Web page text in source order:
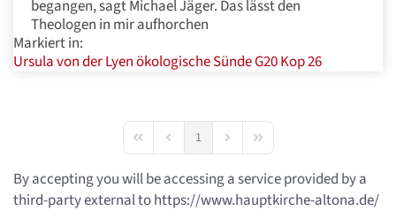
begangen, sagt Michael Jäger. Das lässt den
Theologen in mir aufhorchen
Markiert in:
Ursula von der Lyenökologische SündeG20Kop 26
First PagePrevious Page
1 Next PageLast Page
By accepting you will be accessing a service provided by a
third-party external to https://www.hauptkirche-altona.de/